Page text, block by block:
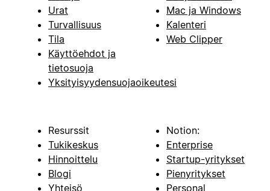
Urat
Turvallisuus
Tila
Käyttöehdot ja
tietosuoja
Yksityisyydensuojaoikeutesi
Mac ja Windows
Kalenteri
Web Clipper
Resurssit
Tukikeskus
Hinnoittelu
Blogi
Yhteisö
Notion:
Enterprise
Startup-yritykset
Pienyritykset
Personal